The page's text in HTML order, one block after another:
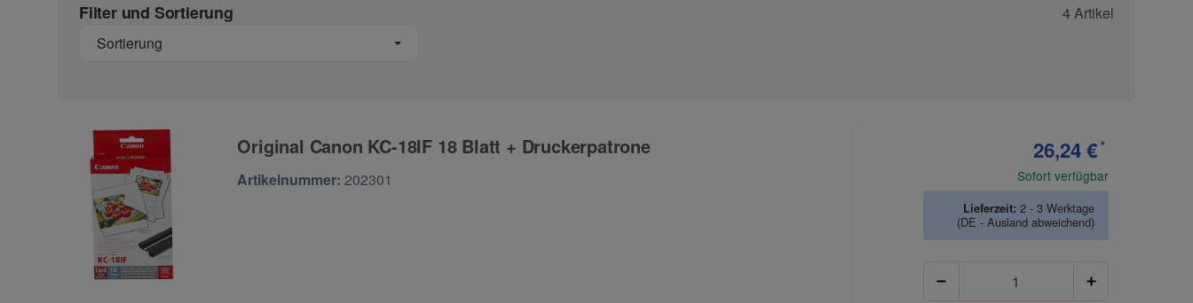
Filter und Sortierung
4 Artikel
Sortierung
Original Canon KC-18IF 18 Blatt + Druckerpatrone
Zur Artikelbewertung
Artikelnummer:202301
26,24 €*
Sofort verfügbar
Lieferzeit: 2 - 3 Werktage
(DE - Ausland abweichend)